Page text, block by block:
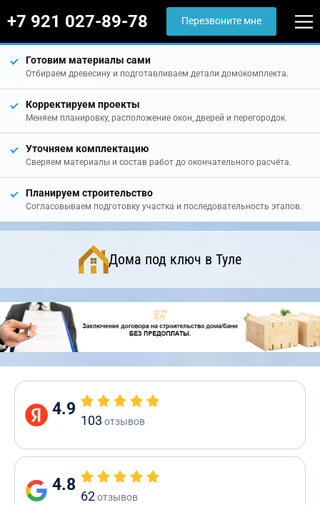
+7 921 027-89-78 Перезвоните мне
Готовим материалы сами
Отбираем древесину и подготавливаем детали домокомплекта.
Корректируем проекты
Меняем планировку, расположение окон, дверей и перегородок.
Уточняем комплектацию
Сверяем материалы и состав работ до окончательного расчёта.
Планируем строительство
Согласовываем подготовку участка и последовательность этапов.
Дома под ключ в Туле
4.9
103 отзывов
4.8
62отзывов